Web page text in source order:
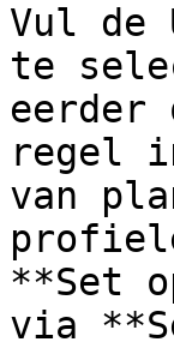
Vul de
te
eerder
regel
van
**Set
via